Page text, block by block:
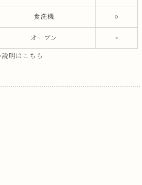
食洗機 ○
オーブン ×
明はこちら